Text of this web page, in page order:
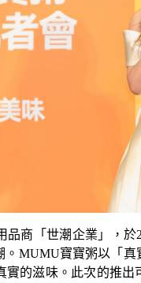
品商 「世潮企業 」 ，
。MUMU寶寶粥以「
的滋味。此次的推